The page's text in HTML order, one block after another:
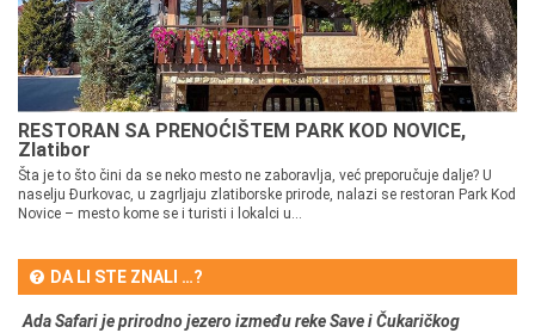
RESTORAN SA PRENOĆIŠTEM PARK KOD NOVICE,
Zlatibor
Šta je to što čini da se neko mesto ne zaboravlja, već preporučuje dalje? U
naselju Đurkovac, u zagrljaju zlatiborske prirode, nalazi se restoran Park Kod
Novice – mesto kome se i turisti i lokalci u...
DA LI STE ZNALI …?
Ada Safari je prirodno jezero između reke Save i Čukaričkog